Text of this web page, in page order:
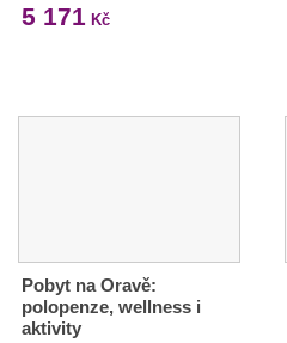
5 171 Kč
Pobyt na Oravě:
polopenze, wellness i
aktivity